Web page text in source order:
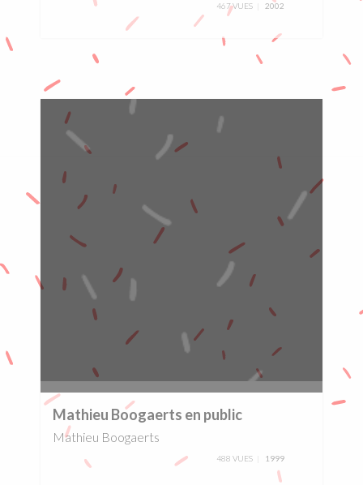
467 VUES 2002
Mathieu Boogaerts en public
Mathieu Boogaerts
488 VUES 1999